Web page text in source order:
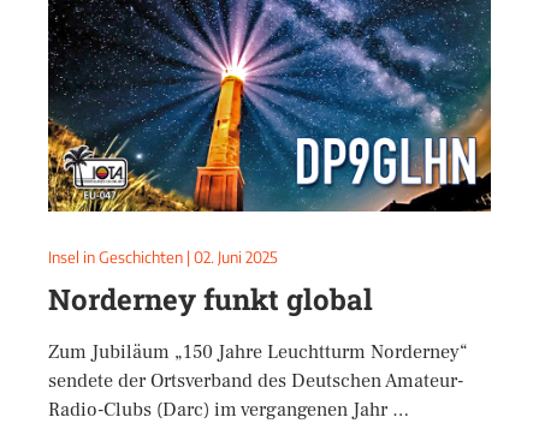
Insel in Geschichten | 02. Juni 2025
Norderney funkt global
Zum Jubiläum „150 Jahre Leuchtturm Norderney“
sendete der Ortsverband des Deutschen Amateur-
Radio-Clubs (Darc) im vergangenen Jahr …